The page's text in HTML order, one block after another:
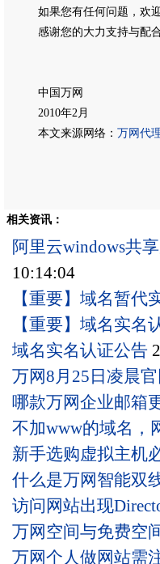
如果您有任何问题，欢
感谢您的大力支持
中国万网
2010年2月
本文来源网络： 万网代
相关资讯：
阿里云windows共
10:14:04
【重要】域名暂代
【重要】域名实名
域名实名认证公告
万网8月25日凌晨
哪款万网企业邮箱
不加www的域名，
新手选购虚拟主机
什么是万网智能双
访问网站出现
万网空间与免费空
万网个人做网站需